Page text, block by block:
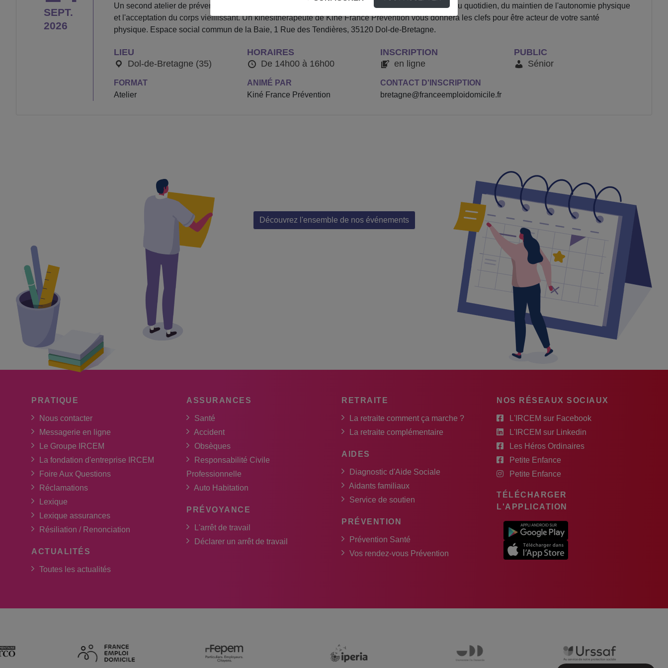
SEPT.
2026
Un second atelier de prévention interactif centré autour de la pratique d’une gestuelle préventive au quotidien, du maintien de l'autonomie physique
et l'acceptation du corps vieillissant. Un kinésithérapeute de Kiné France Prévention vous donnera les clefs pour être acteur de votre santé
physique. Espace social commun de la Baie, 1 Rue des Tendières, 35120 Dol-de-Bretagne.
LIEU
Dol-de-Bretagne (35)
HORAIRES
De 14h00 à 16h00
INSCRIPTION
en ligne
PUBLIC
Sénior
FORMAT
Atelier
ANIMÉ PAR
Kiné France Prévention
CONTACT D'INSCRIPTION
bretagne@franceemploidomicile.fr
Découvrez l'ensemble de nos événements
PRATIQUE
Nous contacter
Messagerie en ligne
Le Groupe IRCEM
La fondation d'entreprise IRCEM
Foire Aux Questions
Réclamations
Lexique
Lexique assurances
Résiliation / Renonciation
ACTUALITÉS
Toutes les actualités
ASSURANCES
Santé
Accident
Obsèques
Responsabilité Civile
Professionnelle
Auto Habitation
PRÉVOYANCE
L'arrêt de travail
Déclarer un arrêt de travail
RETRAITE
La retraite comment ça marche ?
La retraite complémentaire
AIDES
Diagnostic d'Aide Sociale
Aidants familiaux
Service de soutien
PRÉVENTION
Prévention Santé
Vos rendez-vous Prévention
NOS RÉSEAUX SOCIAUX
L'IRCEM sur Facebook
L'IRCEM sur Linkedin
Les Héros Ordinaires
Petite Enfance
Petite Enfance
TÉLÉCHARGER
L'APPLICATION